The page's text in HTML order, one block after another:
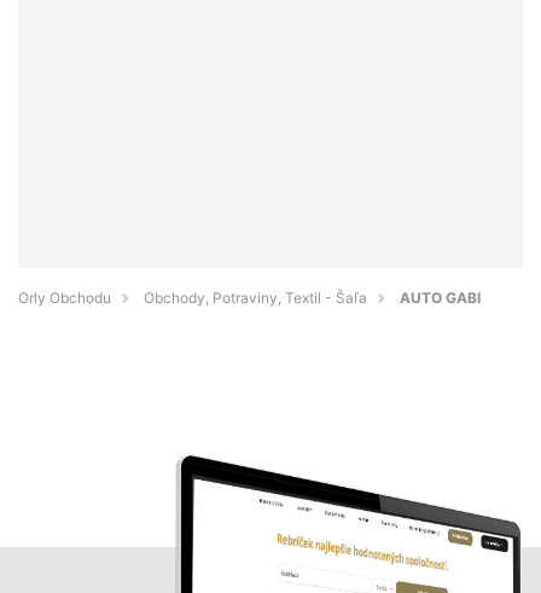
Orly Obchodu Obchody, Potraviny, Textil - Šaľa AUTO GABI